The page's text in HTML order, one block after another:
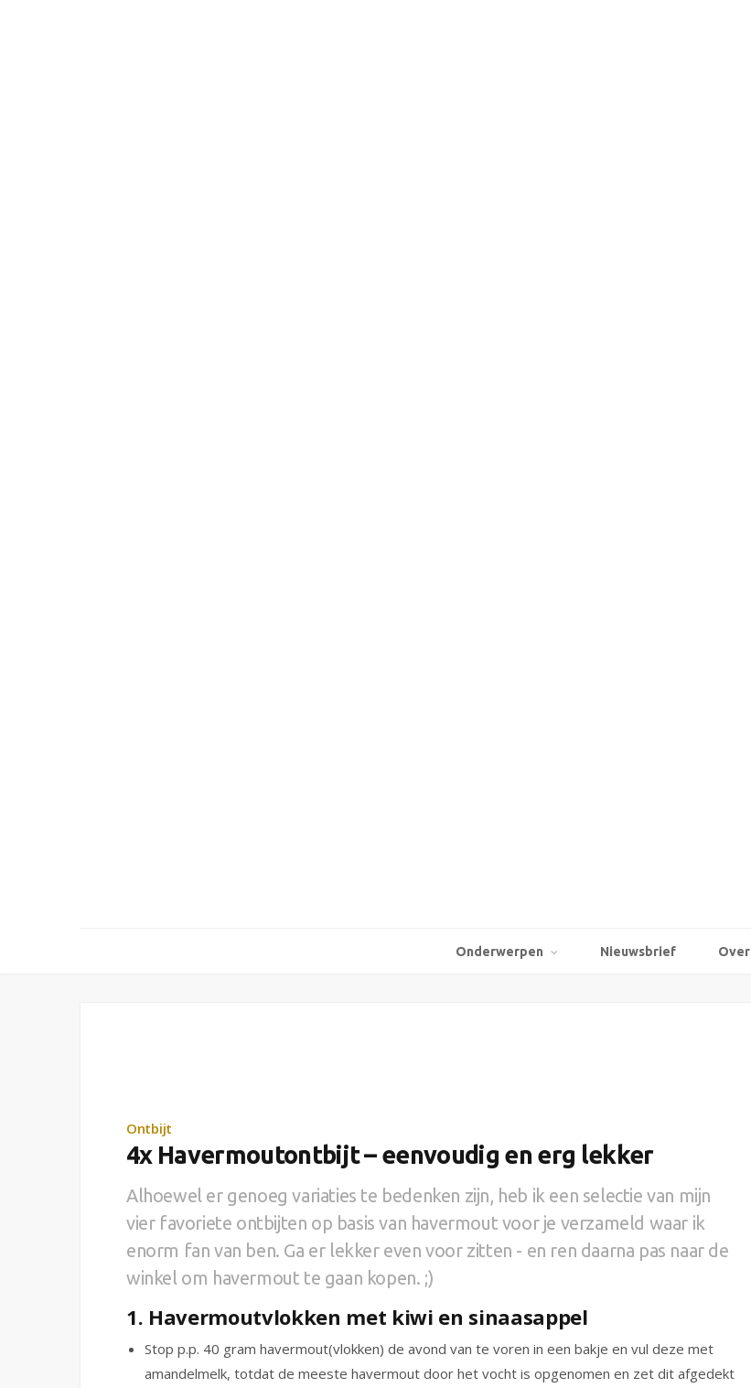
Onderwerpen Nieuwsbrief Over
Ontbijt
4x Havermoutontbijt – eenvoudig en erg lekker
Alhoewel er genoeg variaties te bedenken zijn, heb ik een selectie van mijn
vier favoriete ontbijten op basis van havermout voor je verzameld waar ik
enorm fan van ben. Ga er lekker even voor zitten - en ren daarna pas naar de
winkel om havermout te gaan kopen. ;)
1. Havermoutvlokken met kiwi en sinaasappel
Stop p.p. 40 gram havermout(vlokken) de avond van te voren in een bakje en vul deze met
amandelmelk, totdat de meeste havermout door het vocht is opgenomen en zet dit afgedekt